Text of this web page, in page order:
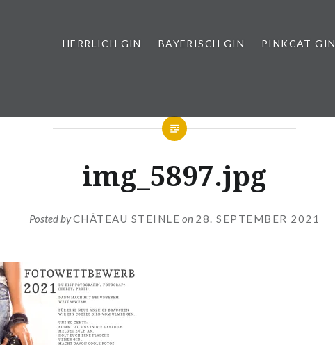
HERRLICH GIN BAYERISCH GIN PINKCAT GIN
img_5897.jpg
Posted byCHÂTEAU STEINLE on 28. SEPTEMBER 2021